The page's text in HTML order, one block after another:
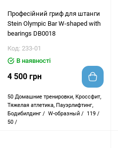
Професійний гриф для штанги
Stein Olympic Bar W-shaped with
bearings DB0018
Код: 233-01
В наявності
4 500 грн
50 Домашние тренировки, Кроссфит,
Тяжелая атлетика, Пауэрлифтинг,
Бодибилдинг / W-образный /
119 /
50 /